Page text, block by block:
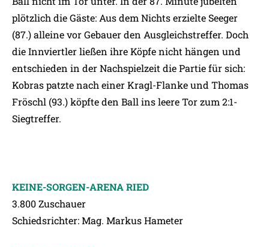
plötzlich die Gäste: Aus dem Nichts erzielte Seeger
(87.) alleine vor Gebauer den Ausgleichstreffer. Doch
die Innviertler ließen ihre Köpfe nicht hängen und
entschieden in der Nachspielzeit die Partie für sich:
Kobras patzte nach einer Kragl-Flanke und Thomas
Fröschl (93.) köpfte den Ball ins leere Tor zum 2:1-
Siegtreffer.
KEINE-SORGEN-ARENA RIED
3.800 Zuschauer
Schiedsrichter: Mag. Markus Hameter